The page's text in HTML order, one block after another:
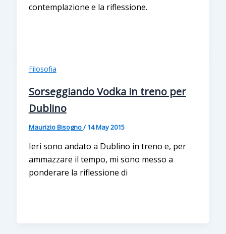
contemplazione e la riflessione.
Filosofia
Sorseggiando Vodka in treno per
Dublino
Maurizio Bisogno/14 May 2015
Ieri sono andato a Dublino in treno e, per
ammazzare il tempo, mi sono messo a
ponderare la riflessione di